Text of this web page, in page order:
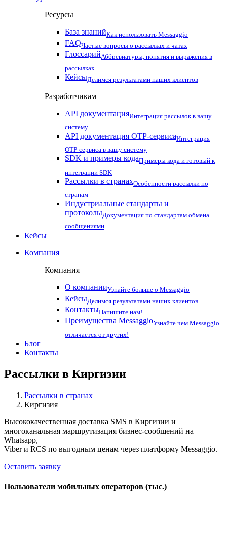
Ресурсы
База знанийКак использовать Messaggio
FAQЧастые вопросы о рассылках и чатах
ГлоссарийАббревиатуры, понятия и выражения в
рассылках
КейсыДелимся результатами наших клиентов
Разработчикам
API документацияИнтеграция рассылок в вашу
систему
API документация OTP-сервисаИнтеграция
OTP-сервиса в вашу систему
SDK и примеры кодаПримеры кода и готовый к
интеграции SDK
Рассылки в странахОсобенности рассылки по
странам
Индустриальные стандарты и
протоколыДокументация по стандартам обмена
сообщениями
Кейсы
Компания
Компания
О компанииУзнайте больше о Messaggio
КейсыДелимся результатами наших клиентов
КонтактыНапишите нам!
Преимущества MessaggioУзнайте чем Messaggio
отличается от других!
Блог
Контакты
Рассылки в Киргизии
Рассылки в странах
Киргизия
Высококачественная доставка SMS в Киргизии и
многоканальная маршрутизация бизнес-сообщений на
Whatsapp,
Viber и RCS по выгодным ценам через платформу Messaggio.
Оставить заявку
Пользователи мобильных операторов (тыс.)